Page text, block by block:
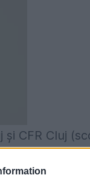
CFR Cluj
în cont